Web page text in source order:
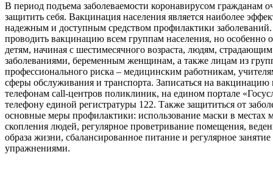
В период подъема заболеваемости коронавирусом гражданам
защитить себя. Вакцинация населения является наиболее
надежным и доступным средством профилактики заболеваний.
проводить вакцинацию всем группам населения, но особенно
детям, начиная с шестимесячного возраста, людям,
заболеваниями, беременным женщинам, а также лицам из
профессионального риска – медицинским работникам,
сферы обслуживания и транспорта. Записаться на
телефонам call-центров поликлиник, на едином портале
телефону единой регистратуры 122. Также защититься от
основные меры профилактики: использование маски в местах
скопления людей, регулярное проветривание помещения,
образа жизни, сбалансированное питание и регулярное
упражнениями.